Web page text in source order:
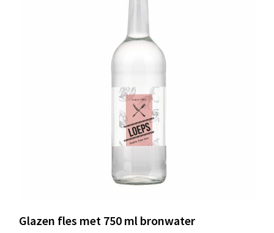
Glazen fles met 750 ml bronwater